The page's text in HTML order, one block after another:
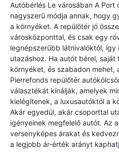
Autóbérlés Le városában A Port
nagyszerű módja annak, hogy
a környéket. A repülőtér jó
városközponttal, és csak egy
legnépszerűbb látnivalóktól, így
utazáshoz. Ha autót bérel,
környéket, és szabadon mehet,
Pierrefonds repülőtér
választékát kínálják, amelyek
kielégítenek, a luxusautóktól a
Akár egyedül, akár csoporttal
igényeinek megfelelő autót. Az
versenyképes árakat és
a legjobb ár-érték arányt